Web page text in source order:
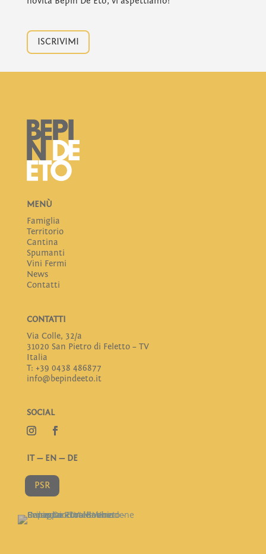
ISCRIVIMI
MENÙ
Famiglia
Territorio
Cantina
Spumanti
Vini Fermi
News
Contatti
CONTATTI
Via Colle, 32/a
31020 San Pietro di Feletto – TV
Italia
T: +39 0438 486877
info@bepindeeto.it
SOCIAL
IT— EN— DE
PSR